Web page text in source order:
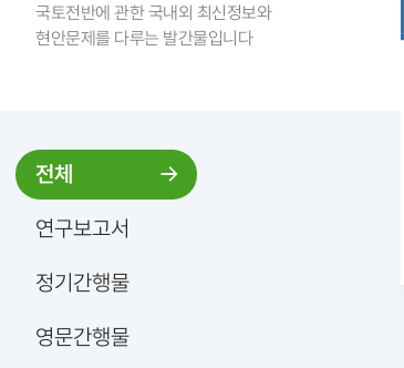
국토전반에 관한 국내외 최신정보와
현안문제를 다루는 발간물입니다
전체
연구보고서
정기간행물
영문간행물